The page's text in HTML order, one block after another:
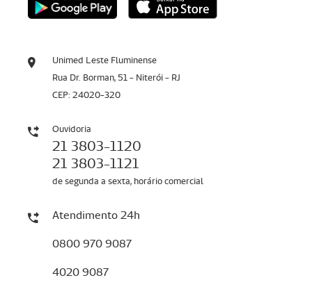
Unimed Leste Fluminense
Rua Dr. Borman, 51 - Niterói - RJ
CEP: 24020-320
Ouvidoria
21 3803-1120
21 3803-1121
de segunda a sexta, horário comercial
Atendimento 24h
0800 970 9087
4020 9087